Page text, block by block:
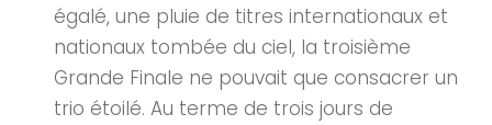
égalé, une pluie de titres internationaux et
nationaux tombée du ciel, la troisième
Grande Finale ne pouvait que consacrer un
trio étoilé. Au terme de trois jours de